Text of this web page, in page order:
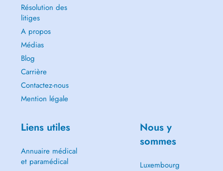
Résolution des
litiges
A propos
Médias
Blog
Carrière
Contactez-nous
Mention légale
Liens utiles
Annuaire médical
et paramédical
Nous y
sommes
Luxembourg